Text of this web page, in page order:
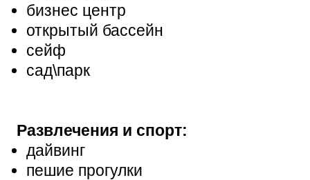
бизнес центр
открытый бассейн
сейф
сад\парк
Развлечения и спорт:
дайвинг
пешие прогулки